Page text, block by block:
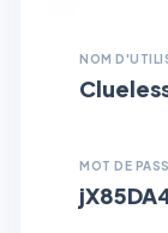
NOM
MOT DE